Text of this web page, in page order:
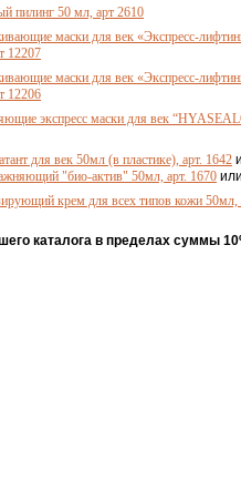
пилинг 50 мл, арт 2610
маски для век «Экспресс-
12207
маски для век «Экспресс-
12206
экспресс маски для век
для век 50мл (в пластике), арт. 1642
"био-актив" 50мл, арт. 1670 или
крем для всех типов кожи 50мл,
каталога в пределах суммы